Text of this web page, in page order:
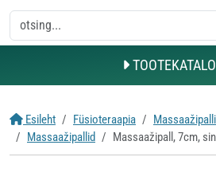
Esileht Füsioteraapia
Massaažipallid
Massaažipall, 7cm,